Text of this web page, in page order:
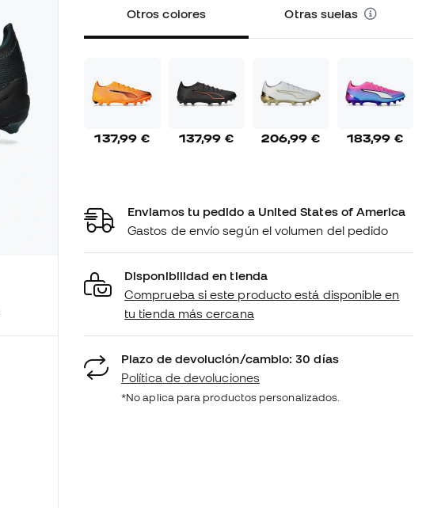
Otros colores Otras suelas
137,99 € 137,99 € 206,99 € 183,99 €
Enviamos tu pedido a United States of America
Gastos de envío según el volumen del pedido
Disponibilidad en tienda
Comprueba si este producto está disponible en
tu tienda más cercana
Plazo de devolución/cambio: 30 días
Política de devoluciones
*No aplica para productos personalizados.